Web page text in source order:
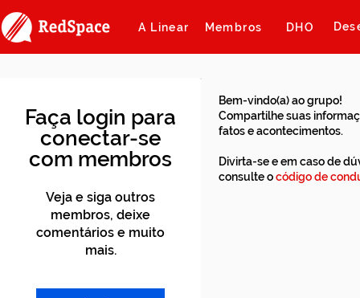
A Linear Membros DHO
Faça login para
conectar-se
com membros
Veja e siga outros
membros, deixe
comentários e muito
mais.
Bem-vindo(a) ao grupo!
Compartilhe suas
fatos e acontecimentos.
Divirta-se e em caso de
consulte ocódigo de